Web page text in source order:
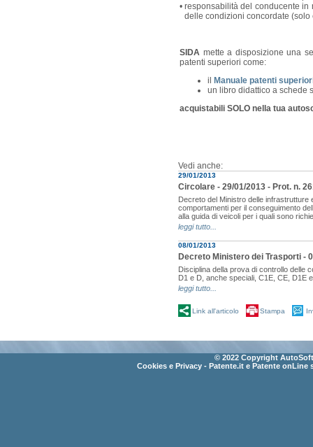
• responsabilità del conducente in
delle condizioni concordate (solo
SIDA mette a disposizione una
patenti superiori come:
il
Manuale patenti
un libro didattico a schede
acquistabili SOLO nella tua
Vedi anche:
29/01/2013
Circolare - 29/01/2013 - Prot. n.
Decreto del Ministro delle
comportamenti per il conseguimento
alla guida di veicoli per i quali sono
leggi tutto...
08/01/2013
Decreto Ministero dei Trasporti -
Disciplina della prova di controllo delle
D1 e D, anche speciali, C1E, CE, D1E
leggi tutto...
Link all'articolo Stampa
© 2022 Copyright
Cookies e Privacy - Patente.it e Patente onLine